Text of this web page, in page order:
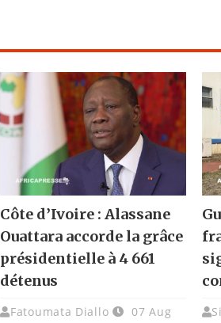
Côte d’Ivoire : Alassane
Ouattara accorde la grâce
présidentielle à 4 661
détenus
Fatoumata Diallo
07 Aug